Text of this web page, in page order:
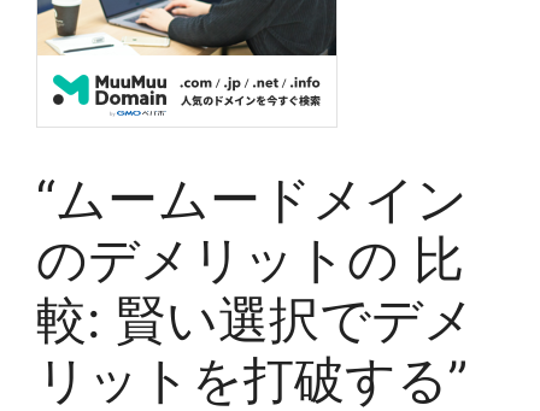
“ムームードメイン
のデメリットの 比
較: 賢い選択でデメ
リットを打破する”